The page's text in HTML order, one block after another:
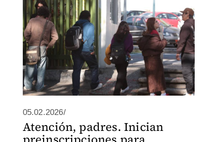
05.02.2026/
Atención, padres. Inician